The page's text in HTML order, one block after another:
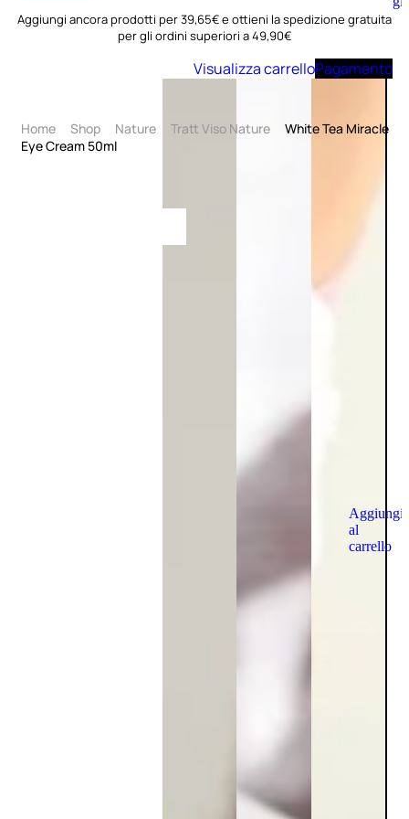
al
Aggiungi
al
carrello
Aggiungi ancora prodotti per 39,65€ e ottieni la spedizione gratuita
per gli ordini superiori a 49,90€
Visualizza carrelloPagamento
Home Shop Nature Tratt Viso Nature
White Tea Miracle
Eye Cream 50ml